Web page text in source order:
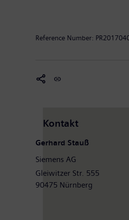
Reference Number:
Kontakt
Gerhard Stauß
Siemens AG
Gleiwitzer Str. 555
90475 Nürnberg